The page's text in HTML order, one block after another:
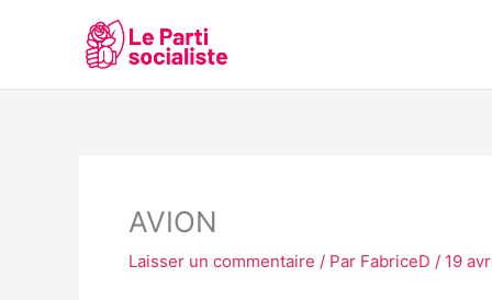
AVION
Laisser un commentaire / Par FabriceD / 19